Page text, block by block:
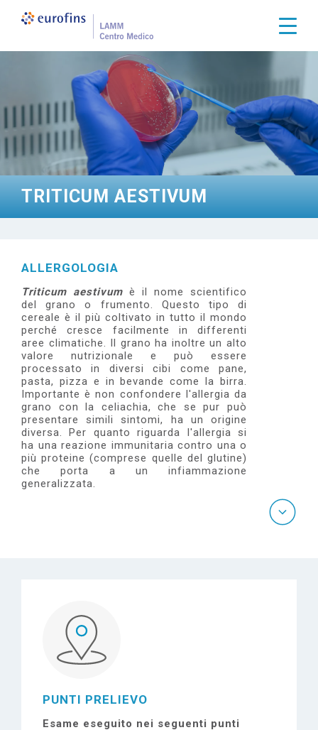
o
n
u
TRITICUM AESTIVUM
ALLERGOLOGIA
Triticum aestivum è il nome scientifico
del grano o frumento. Questo tipo di
cereale è il più coltivato in tutto il mondo
perché cresce facilmente in differenti
aree climatiche. Il grano ha inoltre un alto
valore nutrizionale e può essere
processato in diversi cibi come pane,
pasta, pizza e in bevande come la birra.
Importante è non confondere l'allergia da
grano con la celiachia, che se pur può
presentare simili sintomi, ha un origine
diversa. Per quanto riguarda l'allergia si
ha una reazione immunitaria contro una o
più proteine (comprese quelle del glutine)
che porta a un infiammazione
generalizzata.
PUNTI PRELIEVO
Esame eseguito nei seguenti punti